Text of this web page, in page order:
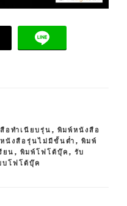
อทำเนียบรุ่น , พิมพ์หนังสือ
นังสือรุ่นไม่มีขั้นต่ำ , พิมพ์
ยน , พิมพ์โฟโต้บุ๊ค , รับ
บโฟโต้บุ๊ค